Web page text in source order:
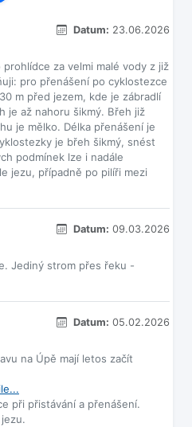
Datum: 23.06.2026
za velmi malé vody z již
pro přenášení po cyklostezce
m před jezem, kde je zábradlí
je až nahoru šikmý. Břeh již
je mělko. Délka přenášení je
je břeh šikmý, snést
podmínek lze i nadále
jezu, případně po pilíři mezi
Datum: 09.03.2026
Jediný strom přes řeku -
Datum: 05.02.2026
na Úpě mají letos začít
při přistávání a přenášení.